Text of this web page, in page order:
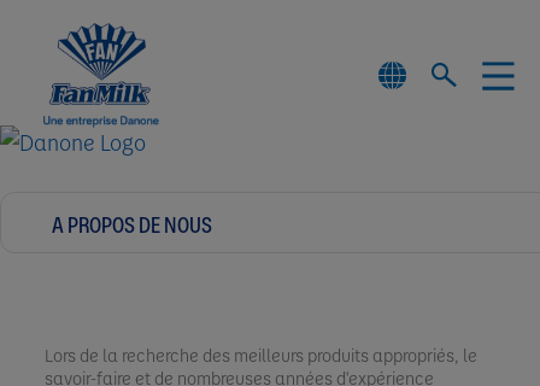
Lors de la recherche des meilleurs produits appropriés, le
savoir-faire et de nombreuses années d'expérience